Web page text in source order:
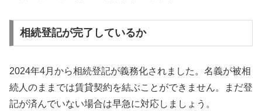
相続登記が完了しているか
2024年4月から相続登記が義務化されました。名義が被相
続人のままでは賃貸契約を結ぶことができません。まだ登
記が済んでいない場合は早急に対応しましょう。